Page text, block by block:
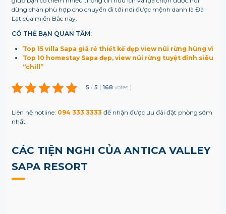
dừng chân phù hợp cho chuyến đi tới nơi được mệnh danh là Đà
Lạt của miền Bắc này.
CÓ THỂ BẠN QUAN TÂM:
Top 15 villa Sapa giá rẻ thiết kế đẹp view núi rừng hùng vĩ
Top 10 homestay Sapa đẹp, view núi rừng tuyệt đỉnh siêu
“chill”
5 / 5 ( 168 votes )
Liên hệ hotline: 094 333 3333 để nhận được ưu đãi đặt phòng sớm
nhất !
CÁC TIỆN NGHI CỦA ANTICA VALLEY
SAPA RESORT